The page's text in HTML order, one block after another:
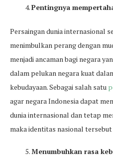
Pentingnya
Persaingan dunia internasional
menimbulkan perang dengan
menjadi ancaman bagi negara
dalam pelukan negara kuat
kebudayaan. Sebagai salah satu
agar negara Indonesia dapat
dunia internasional dan tetap
maka identitas nasional
Menumbuhkan rasa